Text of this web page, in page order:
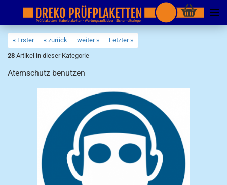
« Erster « zurück weiter »
Letzter »
28 Artikel in dieser Kategorie
Atemschutz benutzen